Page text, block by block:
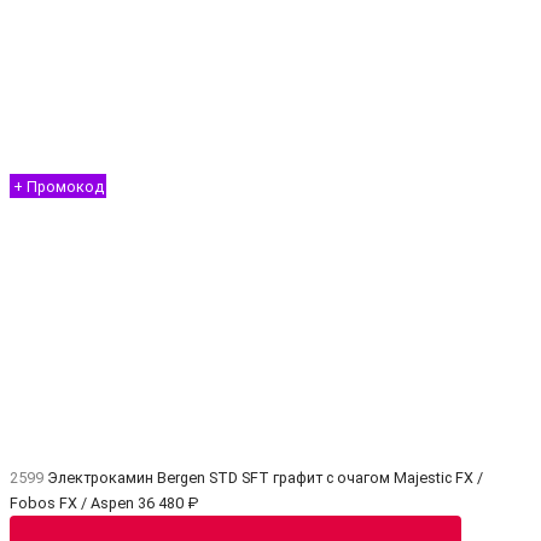
+ Промокод
2599 Электрокамин Bergen STD SFT графит с очагом Majestic FX /
Fobos FX / Aspen 36 480 ₽